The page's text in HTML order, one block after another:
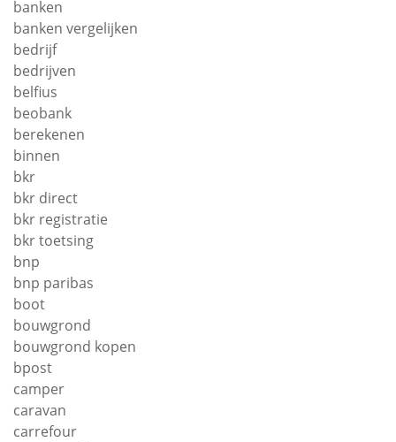
banken
banken vergelijken
bedrijf
bedrijven
belfius
beobank
berekenen
binnen
bkr
bkr direct
bkr registratie
bkr toetsing
bnp
bnp paribas
boot
bouwgrond
bouwgrond kopen
bpost
camper
caravan
carrefour